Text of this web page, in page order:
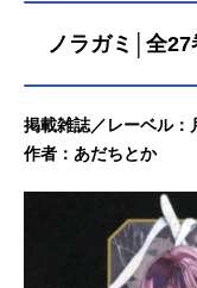
ノラガミ│全27
掲載雑誌／レーベル：
作者：あだちとか